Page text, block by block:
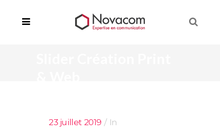
23 juillet 2019
In